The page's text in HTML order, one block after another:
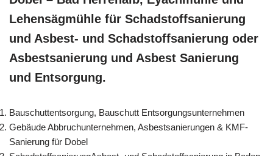
Lehensägmühle für Schadstoffsanierung
und Asbest- und Schadstoffsanierung oder
Asbestsanierung und Asbest Sanierung
und Entsorgung.
Bauschuttentsorgung, Bauschutt Entsorgungsunternehmen
Gebäude Abbruchunternehmen, Asbestsanierungen & KMF-
Sanierung für Dobel